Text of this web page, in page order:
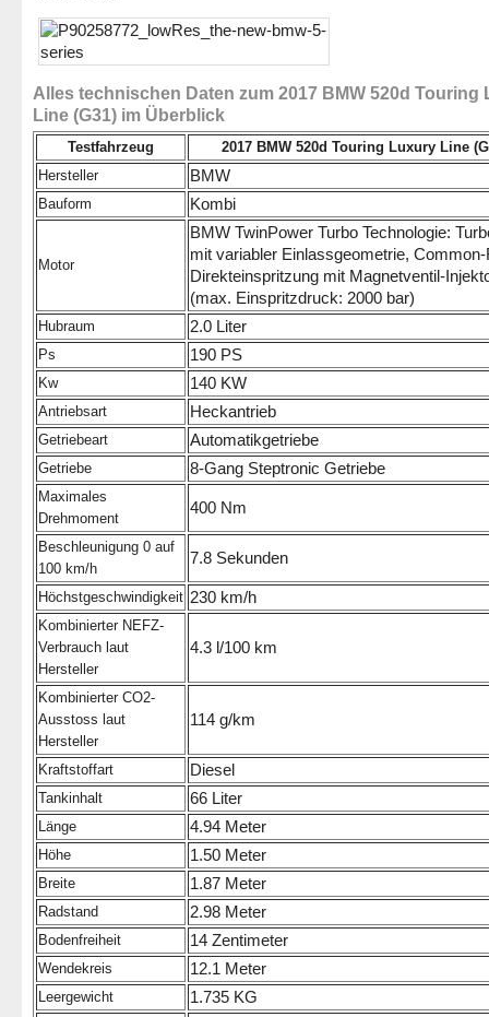
Alles technischen Daten zum 2017 BMW 520d Touring
Line (G31) im Überblick
Testfahrzeug
2017 BMW 520d Touring Luxury Line
Hersteller
BMW
Bauform Kombi
Motor
BMW TwinPower Turbo Technologie:
mit variabler Einlassgeometrie, Common-
Direkteinspritzung mit Magnetventil-
(max. Einspritzdruck: 2000 bar)
Hubraum 2.0 Liter
Ps 190 PS
Kw 140 KW
Antriebsart Heckantrieb
Getriebeart Automatikgetriebe
Getriebe 8-Gang Steptronic Getriebe
Maximales
Drehmoment
400 Nm
Beschleunigung 0 auf
100 km/h
7.8 Sekunden
Höchstgeschwindigkeit 230 km/h
Kombinierter NEFZ-
Verbrauch laut
Hersteller
4.3 l/100 km
Kombinierter CO2-
Ausstoss laut
Hersteller
114 g/km
Kraftstoffart Diesel
Tankinhalt 66 Liter
Länge 4.94 Meter
Höhe 1.50 Meter
Breite 1.87 Meter
Radstand 2.98 Meter
Bodenfreiheit 14 Zentimeter
Wendekreis 12.1 Meter
Leergewicht 1.735 KG